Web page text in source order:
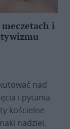
i
nad
i pytania
kościelne
nadziei,